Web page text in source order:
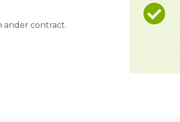
ander contract.